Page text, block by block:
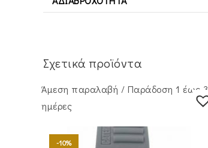
Σχετικά προϊόντα
Άμεση παραλαβή / Παράδoση 1 έως 3
ημέρες
-10%